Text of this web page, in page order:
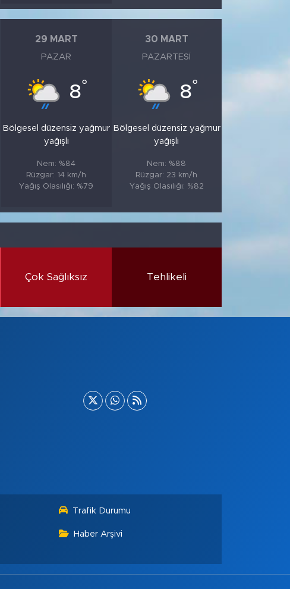
29 MART
PAZAR
8°
Bölgesel düzensiz yağmur
yağışlı
Nem: %84
Rüzgar: 14 km/h
Yağış Olasılığı: %79
30 MART
PAZARTESI
8°
Bölgesel düzensiz yağmur
yağışlı
Nem: %88
Rüzgar: 23 km/h
Yağış Olasılığı: %82
Çok Sağlıksız Tehlikeli
Trafik Durumu
Haber Arşivi